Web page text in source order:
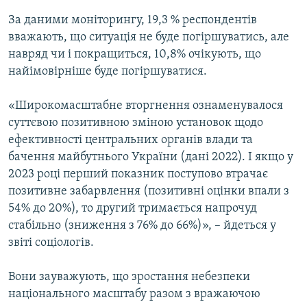
За даними моніторингу, 19,3 % респондентів
вважають, що ситуація не буде погіршуватись, але
навряд чи і покращиться, 10,8% очікують, що
найімовірніше буде погіршуватися.
«Широкомасштабне вторгнення ознаменувалося
суттєвою позитивною зміною установок щодо
ефективності центральних органів влади та
бачення майбутнього України (дані 2022). І якщо у
2023 році перший показник поступово втрачає
позитивне забарвлення (позитивні оцінки впали з
54% до 20%), то другий тримається напрочуд
стабільно (зниження з 76% до 66%)», – йдеться у
звіті соціологів.
Вони зауважують, що зростання небезпеки
національного масштабу разом з вражаючою